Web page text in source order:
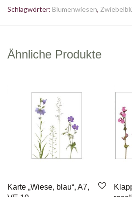
Schlagwörter: Blumenwiesen,
Ähnliche Produkte
Karte „Wiese, blau“, A7,